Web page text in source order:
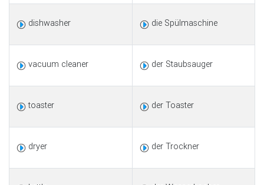
dishwasher die Spülmaschine
vacuum cleaner der Staubsauger
toaster der Toaster
dryer der Trockner